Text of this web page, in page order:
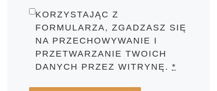
KORZYSTAJĄC Z
FORMULARZA, ZGADZASZ SIĘ
NA PRZECHOWYWANIE I
PRZETWARZANIE TWOICH
DANYCH PRZEZ WITRYNĘ.*